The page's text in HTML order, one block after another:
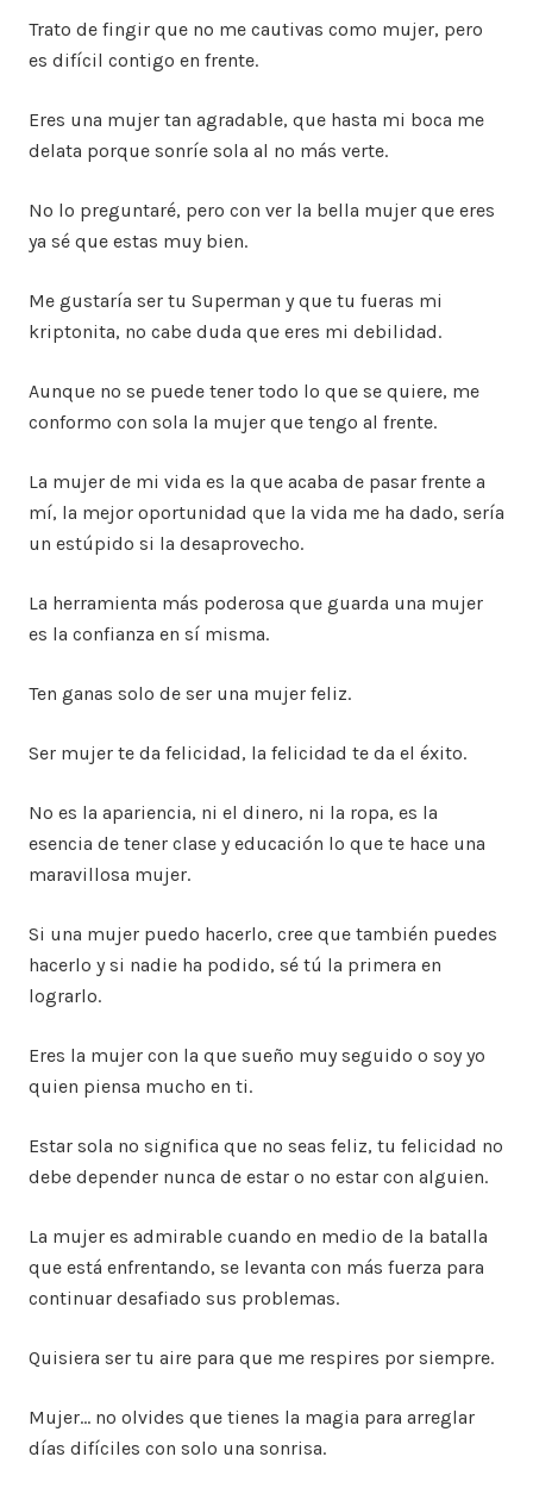
Trato de fingir que no me cautivas como mujer, pero
es difícil contigo en frente.
Eres una mujer tan agradable, que hasta mi boca me
delata porque sonríe sola al no más verte.
No lo preguntaré, pero con ver la bella mujer que eres
ya sé que estas muy bien.
Me gustaría ser tu Superman y que tu fueras mi
kriptonita, no cabe duda que eres mi debilidad.
Aunque no se puede tener todo lo que se quiere, me
conformo con sola la mujer que tengo al frente.
La mujer de mi vida es la que acaba de pasar frente a
mí, la mejor oportunidad que la vida me ha dado, sería
un estúpido si la desaprovecho.
La herramienta más poderosa que guarda una mujer
es la confianza en sí misma.
Ten ganas solo de ser una mujer feliz.
Ser mujer te da felicidad, la felicidad te da el éxito.
No es la apariencia, ni el dinero, ni la ropa, es la
esencia de tener clase y educación lo que te hace una
maravillosa mujer.
Si una mujer puedo hacerlo, cree que también puedes
hacerlo y si nadie ha podido, sé tú la primera en
lograrlo.
Eres la mujer con la que sueño muy seguido o soy yo
quien piensa mucho en ti.
Estar sola no significa que no seas feliz, tu felicidad no
debe depender nunca de estar o no estar con alguien.
La mujer es admirable cuando en medio de la batalla
que está enfrentando, se levanta con más fuerza para
continuar desafiado sus problemas.
Quisiera ser tu aire para que me respires por siempre.
Mujer… no olvides que tienes la magia para arreglar
días difíciles con solo una sonrisa.